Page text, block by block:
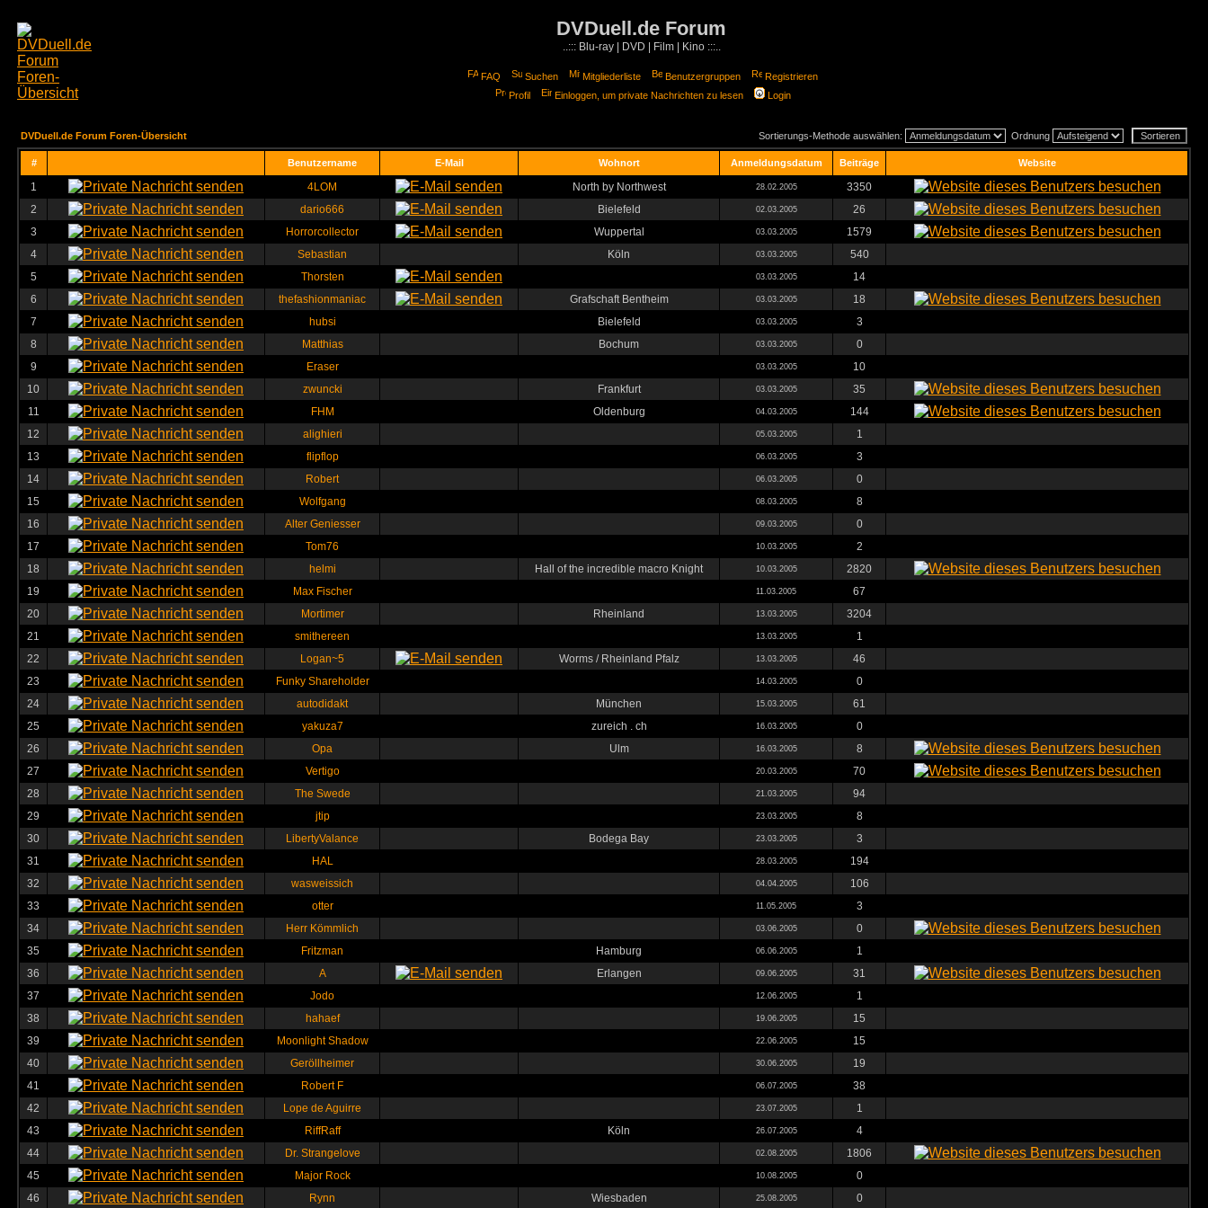
DVDuell.de Forum
..::: Blu-ray | DVD | Film | Kino :::..
FAQ Suchen Mitgliederliste Benutzergruppen
Registrieren
Profil
Einloggen, um private Nachrichten zu lesen Login
DVDuell.de Forum Foren-Übersicht Sortierungs-Methode auswählen: Ordnung
# Benutzername E-Mail Wohnort Anmeldungsdatum Beiträge Website
1 4LOM North by Northwest 28.02.2005
3350
2
dario666 Bielefeld 02.03.2005
26
3
Horrorcollector Wuppertal 03.03.2005
1579
4
Sebastian Köln 03.03.2005
540
5
Thorsten 03.03.2005
14
6
thefashionmaniac Grafschaft Bentheim 03.03.2005
18
7
hubsi Bielefeld 03.03.2005
3
8
Matthias Bochum 03.03.2005
0
9
Eraser 03.03.2005
10
10
zwuncki Frankfurt 03.03.2005
35
11
FHM Oldenburg 04.03.2005
144
12
alighieri 05.03.2005
1
13
flipflop 06.03.2005
3
14
Robert 06.03.2005
0
15
Wolfgang 08.03.2005
8
16
Alter Geniesser 09.03.2005
0
17
Tom76 10.03.2005
2
18
helmi Hall of the incredible macro Knight 10.03.2005
2820
19
Max Fischer 11.03.2005
67
20
Mortimer Rheinland 13.03.2005
3204
21
smithereen 13.03.2005
1
22
Logan~5 Worms / Rheinland Pfalz 13.03.2005
46
23
Funky Shareholder 14.03.2005
0
24
autodidakt München 15.03.2005
61
25
yakuza7 zureich . ch 16.03.2005
0
26
Opa Ulm 16.03.2005
8
27
Vertigo 20.03.2005
70
28
The Swede 21.03.2005
94
29
jtip 23.03.2005
8
30
LibertyValance Bodega Bay 23.03.2005
3
31
HAL 28.03.2005
194
32
wasweissich 04.04.2005
106
33
otter 11.05.2005
3
34
Herr Kömmlich 03.06.2005
0
35
Fritzman Hamburg 06.06.2005
1
36
A Erlangen 09.06.2005
31
37
Jodo 12.06.2005
1
38
hahaef 19.06.2005
15
39
Moonlight Shadow 22.06.2005
15
40
Geröllheimer 30.06.2005
19
41
Robert F 06.07.2005
38
42
Lope de Aguirre 23.07.2005
1
43
RiffRaff Köln 26.07.2005
4
44
Dr. Strangelove 02.08.2005
1806
45
Major Rock 10.08.2005
0
46
Rynn Wiesbaden 25.08.2005 0